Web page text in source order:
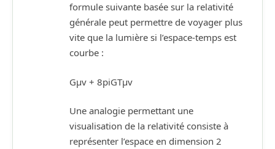
formule suivante basée sur la relativité
générale peut permettre de voyager plus
vite que la lumière si l’espace-temps est
courbe :
Gµv + 8piGTµv
Une analogie permettant une
visualisation de la relativité consiste à
représenter l’espace en dimension 2